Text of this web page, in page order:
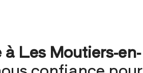
Les Moutiers-en-